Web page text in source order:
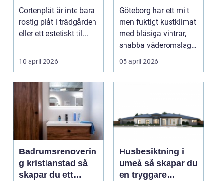
Cortenplåt är inte bara
rostig plåt i trädgården
eller ett estetiskt til...
10 april 2026
kustklimat
Göteborg har ett milt
men fuktigt kustklimat
med blåsiga vintrar,
snabba väderomslag
och ofta hög lu...
05 april 2026
Badrumsrenoverin
g kristianstad så
skapar du ett
Husbesiktning i
umeå så skapar du
en tryggare